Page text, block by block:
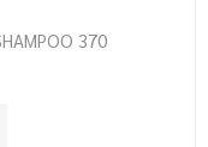
370